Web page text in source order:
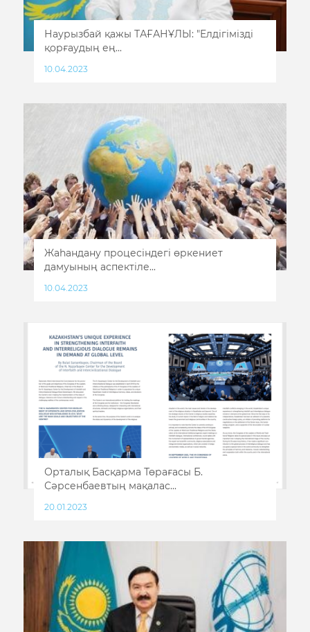
Наурызбай қажы ТАҒАНҰЛЫ: "Елдігімізді
қорғаудың ең...
10.04.2023
Жаһандану процесіндегі өркениет
дамуының аспектіле...
10.04.2023
Орталық Басқарма Төрағасы Б.
Сәрсенбаевтың мақалас...
20.01.2023